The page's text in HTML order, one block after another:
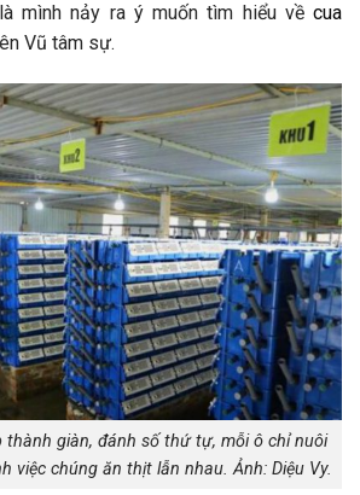
mình nảy ra ý muốn tìm hiểu về cua
Vũ tâm sự.
thành giàn, đánh số thứ tự, mỗi ô chỉ nuôi
việc chúng ăn thịt lẫn nhau. Ảnh: Diệu Vy.